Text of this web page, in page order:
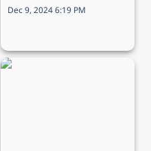
Dec 9, 2024 6:19 PM
Ταξίδι στο Παρίσι → 5